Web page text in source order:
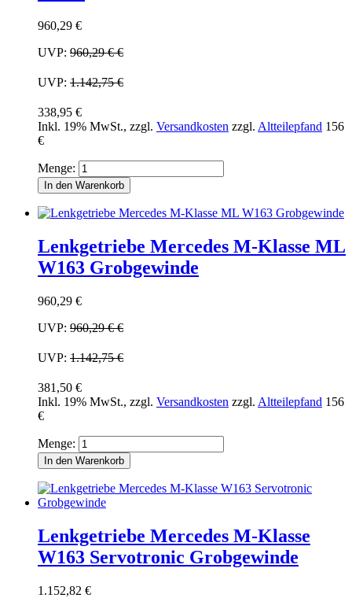
960,29 €
UVP: 960,29 €€
UVP: 1.142,75 €
338,95 €
Inkl. 19% MwSt., zzgl. Versandkosten zzgl. Altteilepfand 156
€
Menge:
In den Warenkorb
Lenkgetriebe Mercedes M-Klasse ML
W163 Grobgewinde
960,29 €
UVP: 960,29 €€
UVP: 1.142,75 €
381,50 €
Inkl. 19% MwSt., zzgl. Versandkosten zzgl. Altteilepfand 156
€
Menge:
In den Warenkorb
Lenkgetriebe Mercedes M-Klasse
W163 Servotronic Grobgewinde
1.152,82 €